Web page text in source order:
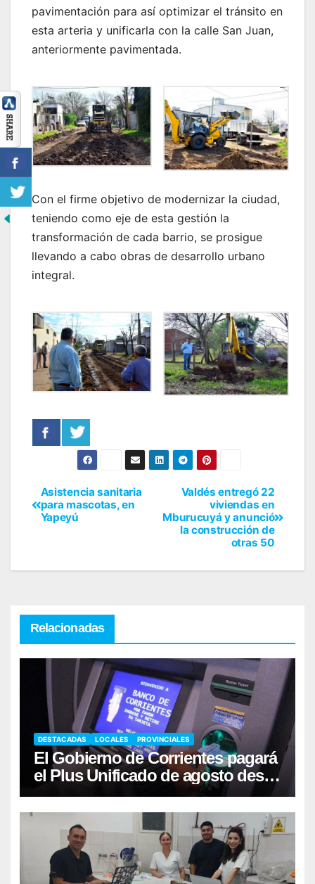
pavimentación para así optimizar el tránsito en
esta arteria y unificarla con la calle San Juan,
anteriormente pavimentada.
Con el firme objetivo de modernizar la ciudad,
teniendo como eje de esta gestión la
transformación de cada barrio, se prosigue
llevando a cabo obras de desarrollo urbano
integral.
Valdés entregó 22
viviendas en
Mburucuyá y anunció
la construcción de
otras 50
Asistencia sanitaria
para mascotas, en
Yapeyú
Relacionadas
DESTACADAS LOCALES PROVINCIALES
El Gobierno de Corrientes pagará
el Plus Unificado de agosto desde
el viernes 7/8